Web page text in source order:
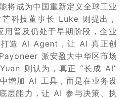
将成为中国重新定义全球工业
科技董事长 Luke 则提出，
普及仍处于早期阶段，企业
打造 AI Agent，让 AI 真正创
派安盈大中华区市场
则认为，真正 “长成 AI”
增加 AI 工具，而是在业务设
层能力，让 AI 参与决策、执